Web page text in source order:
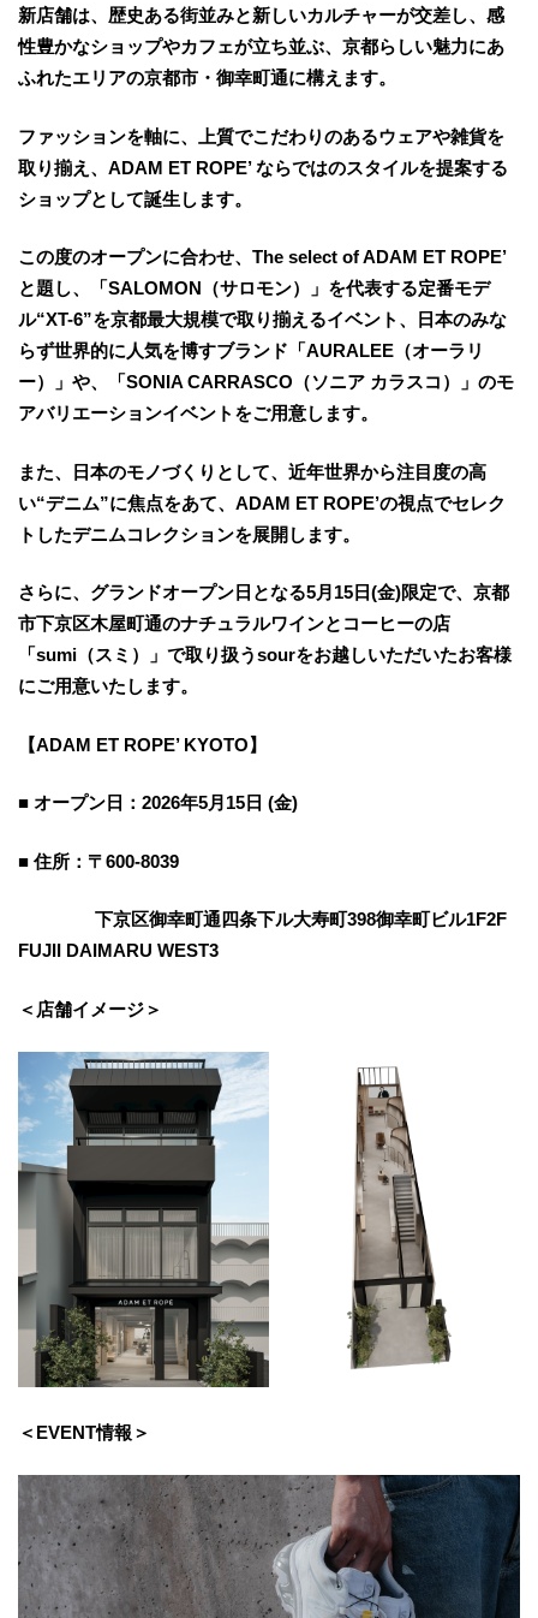
新店舗は、歴史ある街並みと新しいカルチャーが交差し、感
性豊かなショップやカフェが立ち並ぶ、京都らしい魅力にあ
ふれたエリアの京都市・御幸町通に構えます。
ファッションを軸に、上質でこだわりのあるウェアや雑貨を
取り揃え、ADAM ET ROPE’ ならではのスタイルを提案する
ショップとして誕生します。
この度のオープンに合わせ、The select of ADAM ET ROPE’
と題し、「SALOMON（サロモン）」を代表する定番モデ
ル“XT-6”を京都最大規模で取り揃えるイベント、日本のみな
らず世界的に人気を博すブランド「AURALEE（オーラリ
ー）」や、「SONIA CARRASCO（ソニア カラスコ）」のモ
アバリエーションイベントをご用意します。
また、日本のモノづくりとして、近年世界から注目度の高
い“デニム”に焦点をあて、ADAM ET ROPE’の視点でセレク
トしたデニムコレクションを展開します。
さらに、グランドオープン日となる5月15日(金)限定で、京都
市下京区木屋町通のナチュラルワインとコーヒーの店
「sumi（スミ）」で取り扱うsourをお越しいただいたお客様
にご用意いたします。
【ADAM ET ROPE’ KYOTO】
■ オープン日：2026年5月15日 (金)
■ 住所：〒600-8039
下京区御幸町通四条下ル大寿町398御幸町ビル1F2F
FUJII DAIMARU WEST3
＜店舗イメージ＞
＜EVENT情報＞